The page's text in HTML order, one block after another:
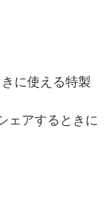
に使える特製
ェアするときに